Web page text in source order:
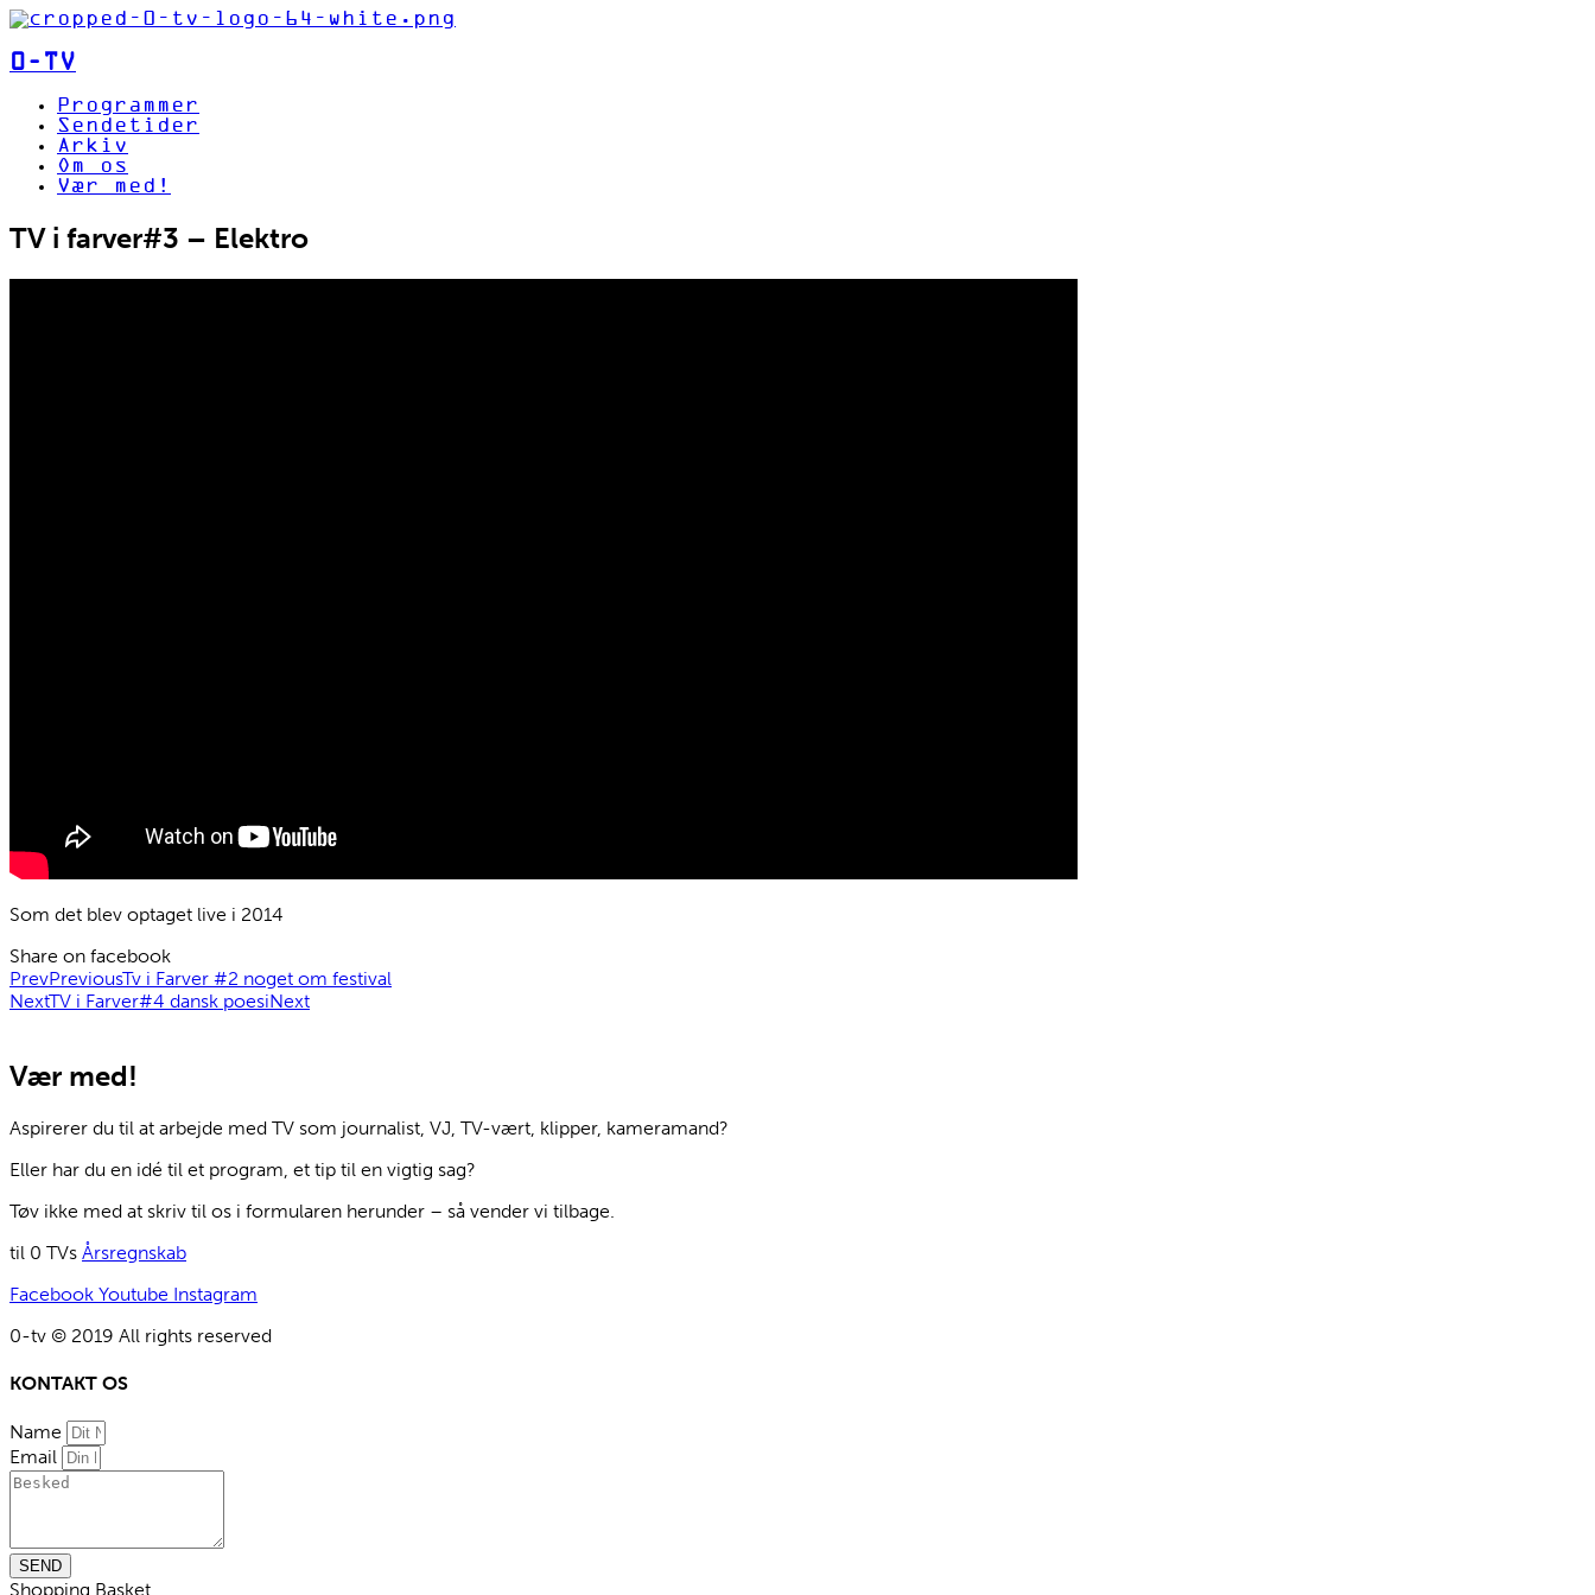
0-TV
Programmer
Sendetider
Arkiv
Om os
Vær med!
TV i farver#3 – Elektro
Som det blev optaget live i 2014
Share on facebook
PrevPreviousTv i Farver #2 noget om festival
NextTV i Farver#4 dansk poesiNext
Vær med!
Aspirerer du til at arbejde med TV som journalist, VJ, TV-vært, klipper, kameramand?
Eller har du en idé til et program, et tip til en vigtig sag?
Tøv ikke med at skriv til os i formularen herunder – så vender vi tilbage.
til 0 TVs Årsregnskab
Facebook Youtube Instagram
0-tv © 2019 All rights reserved​
KONTAKT OS
Name
Email
SEND
Shopping Basket